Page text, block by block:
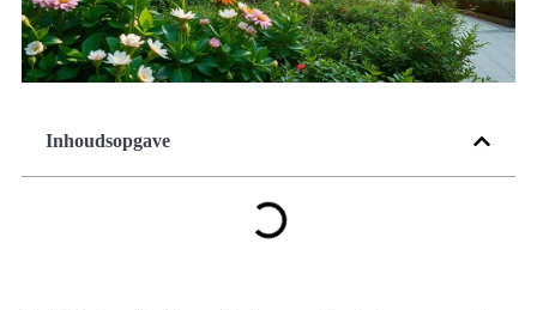
Inhoudsopgave